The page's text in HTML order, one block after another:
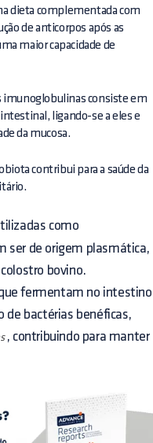
dieta complementada com
de anticorpos após as
maior capacidade de
imunoglobulinas consiste em
ligando-se a eles e
da mucosa.
contribui para a saúde da
como
ser de origem plasmática,
bovino.
fermentam no intestino
de bactérias benéficas,
, contribuindo para manter